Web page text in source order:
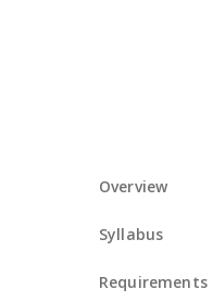
Overview
Syllabus
Requirements